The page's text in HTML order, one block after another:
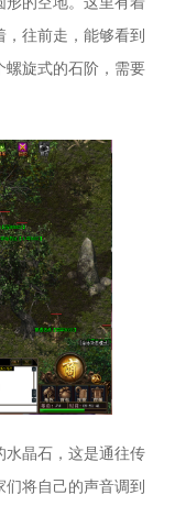
往前走，能够看到
螺旋式的石阶，需要
水晶石，这是通往传
将自己的声音调到